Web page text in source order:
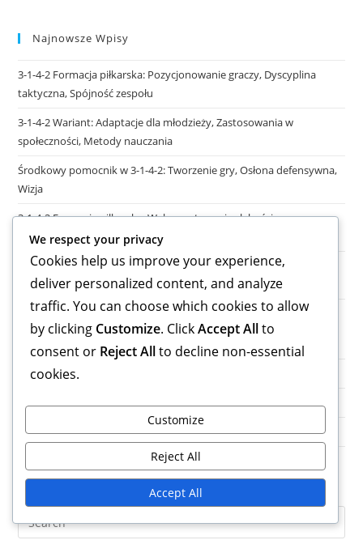
Najnowsze Wpisy
3-1-4-2 Formacja piłkarska: Pozycjonowanie graczy, Dyscyplina
taktyczna, Spójność zespołu
3-1-4-2 Wariant: Adaptacje dla młodzieży, Zastosowania w
społeczności, Metody nauczania
Środkowy pomocnik w 3-1-4-2: Tworzenie gry, Osłona defensywna,
Wizja
3-1-4-2 Formacja piłkarska: Wykorzystywanie słabości,
Niedopasowania taktyczne, Elastyczność
3-1-4-2 Formacja piłkarska: Wykorzystanie szerokości, Przeciążenia,
Rotacje zawodników
Kategorie
Analiza taktyczna formacji 3-1-4-2
Role graczy w formacji 3-1-4-2
Wariacje formacji struktury 3-1-4-2
Szukaj
We respect your privacy
Cookies help us improve your experience,
deliver personalized content, and analyze
traffic. You can choose which cookies to allow
by clicking Customize. ClickAccept Allto
consent or Reject Allto decline non-essential
cookies.
Customize
Reject All
Accept All